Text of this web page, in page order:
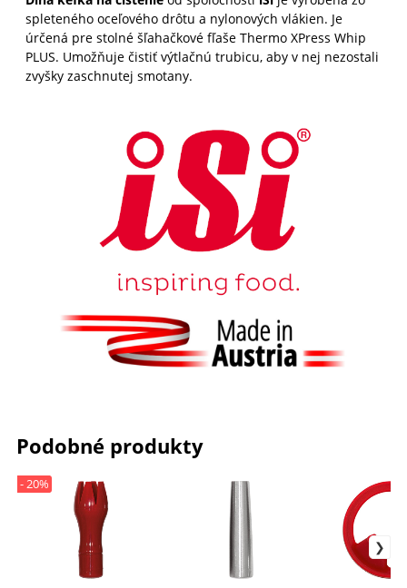
spleteného oceľového drôtu a nylonových vlákien. Je
úrčená pre stolné šľahačkové fľaše Thermo XPress Whip
PLUS. Umožňuje čistiť výtlačnú trubicu, aby v nej nezostali
zvyšky zaschnutej smotany.
Podobné produkty
- 20%